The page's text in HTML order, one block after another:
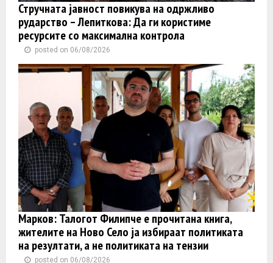
Стручната јавност повикува на одржливо
рударство – Лепиткова: Да ги користиме
ресурсите со максимална контрола
posted on 06/08/2026
Марков: Талогот Филипче е прочитана книга,
жителите на Ново Село ја избираат политиката
на резултати, а не политиката на тензии
posted on 06/08/2026